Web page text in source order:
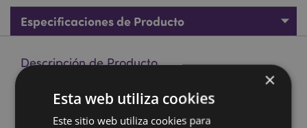
Especificaciones de Producto
Descripción de Producto
Vela de Cera en Lata Goloka Vainilla
Material:Cera (50% cera de parafina, 45% mezcla de
×
Esta web utiliza cookies
Este sitio web utiliza cookies para